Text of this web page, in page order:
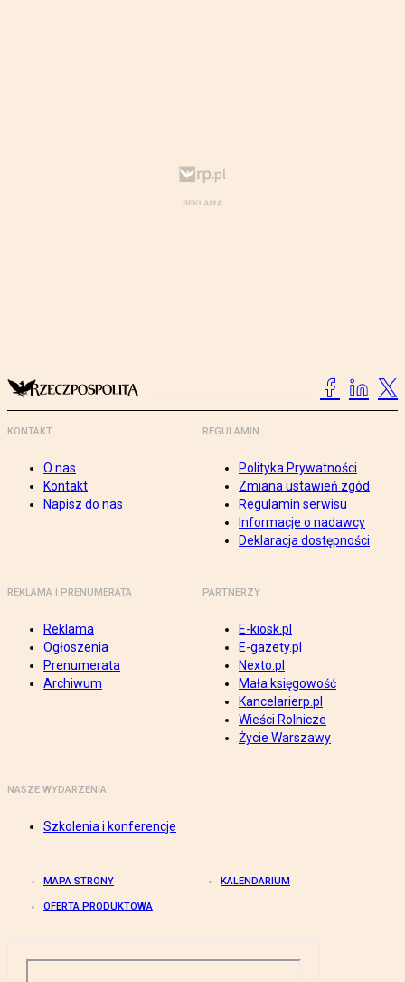
KONTAKT
O nas
Kontakt
Napisz do nas
REGULAMIN
Polityka Prywatności
Zmiana ustawień zgód
Regulamin serwisu
Informacje o nadawcy
Deklaracja dostępności
REKLAMA I PRENUMERATA
Reklama
Ogłoszenia
Prenumerata
Archiwum
PARTNERZY
E-kiosk.pl
E-gazety.pl
Nexto.pl
Mała księgowość
Kancelarierp.pl
Wieści Rolnicze
Życie Warszawy
NASZE WYDARZENIA
Szkolenia i konferencje
MAPA STRONY KALENDARIUM
OFERTA PRODUKTOWA